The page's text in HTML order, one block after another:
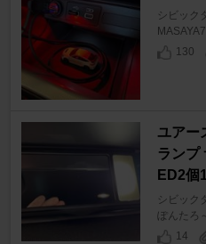
シビック
130
ユアー
ランプ
ED2個
シビック
ぽんたろ
14